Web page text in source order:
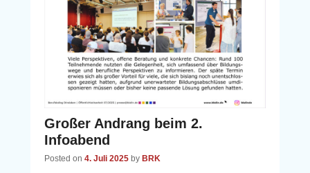
Großer Andrang beim 2.
Infoabend
Posted on 4. Juli 2025 by BRK